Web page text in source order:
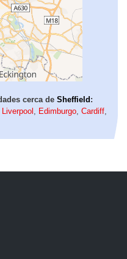
cerca de Sheffield :
Liverpool Edimburgo Cardiff